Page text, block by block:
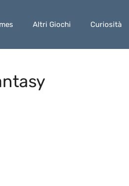
Altri Giochi Curiosità